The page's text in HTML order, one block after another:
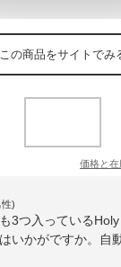
この商品をサイトでみ
価格と在
)
3つ入っている
いかがですか。自